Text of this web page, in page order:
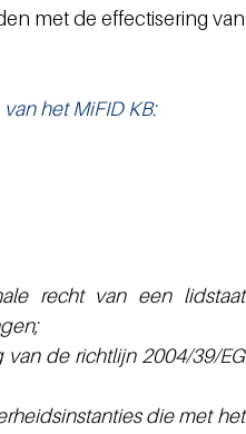
met de effectisering van
het MiFID KB:
recht van een lidstaat
van de richtlijn 2004/39/EG
die met het